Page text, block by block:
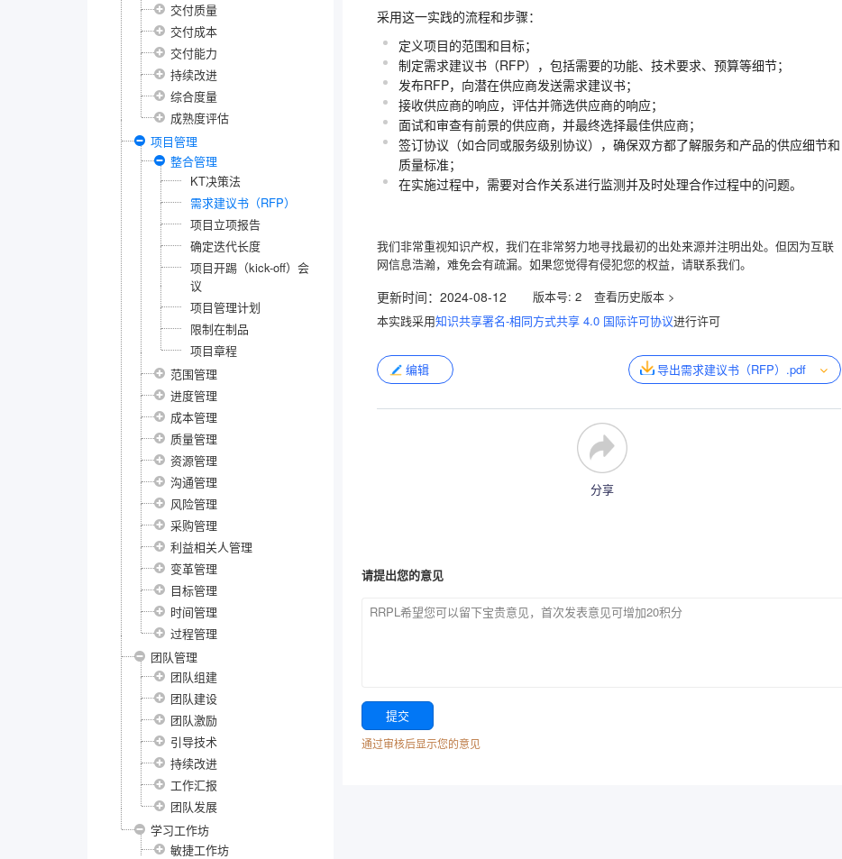
交付质量
交付成本
交付能力
持续改进
综合度量
成熟度评估
项目管理
整合管理
KT决策法
需求建议书（RFP）
项目立项报告
确定迭代长度
项目开踢（kick-off）会
议
项目管理计划
限制在制品
项目章程
范围管理
进度管理
成本管理
质量管理
资源管理
沟通管理
风险管理
采购管理
利益相关人管理
变革管理
目标管理
时间管理
过程管理
团队管理
团队组建
团队建设
团队激励
引导技术
持续改进
工作汇报
团队发展
学习工作坊
敏捷工作坊
采用这一实践的流程和步骤：
定义项目的范围和目标；
制定需求建议书（RFP），包括需要的功能、技术要求、预算等细节；
发布RFP，向潜在供应商发送需求建议书；
接收供应商的响应，评估并筛选供应商的响应；
面试和审查有前景的供应商，并最终选择最佳供应商；
签订协议（如合同或服务级别协议），确保双方都了解服务和产品的供应细节和
质量标准；
在实施过程中，需要对合作关系进行监测并及时处理合作过程中的问题。
我们非常重视知识产权，我们在非常努力地寻找最初的出处来源并注明出处。但因为互联
网信息浩瀚，难免会有疏漏。如果您觉得有侵犯您的权益，请联系我们。
更新时间： 2024-08-12 版本号: 2
本实践采用知识共享署名-相同方式共享 4.0 国际许可协议进行许可
编辑 导出需求建议书（RFP）.pdf
分享
请提出您的意见
通过审核后显示您的意见